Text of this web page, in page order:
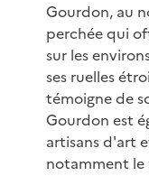
Gourdon, au
perchée qui
sur les
ses ruelles
témoigne de
Gourdon est
artisans d'art
notamment le